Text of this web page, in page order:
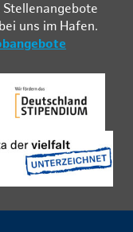
Stel­len­an­ge­bo­te
uns im Ha­fen.